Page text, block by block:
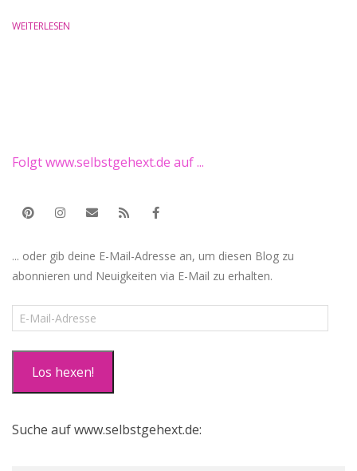
WEITERLESEN
Folgt www.selbstgehext.de auf ...
... oder gib deine E-Mail-Adresse an, um diesen Blog zu
abonnieren und Neuigkeiten via E-Mail zu erhalten.
E-
Mail-
Los hexen!
Suche auf www.selbstgehext.de: